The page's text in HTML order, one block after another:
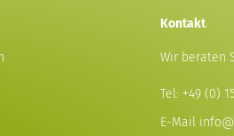
Kontakt
Wir beraten
Tel: +49 (0)
E-Mail